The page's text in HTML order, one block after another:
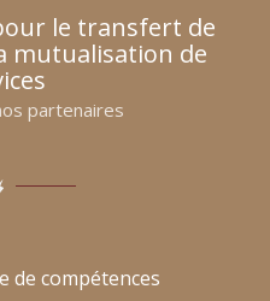
le transfert de
mutualisation de
partenaires
de compétences